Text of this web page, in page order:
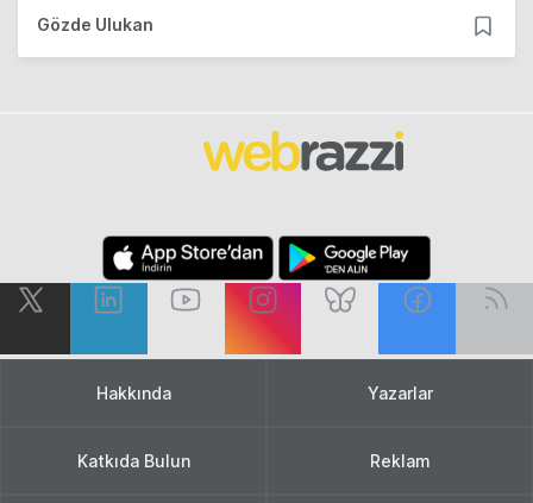
Gözde Ulukan
Hakkında Yazarlar
Katkıda Bulun Reklam